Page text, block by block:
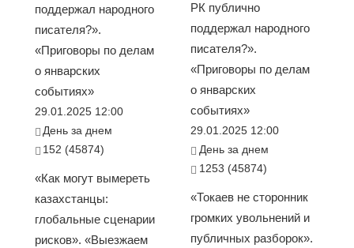
поддержал народного
писателя?».
«Приговоры по делам
о январских
событиях»
29.01.2025 12:00
День за днем
152 (45874)
«Как могут вымереть
казахстанцы:
глобальные сценарии
рисков». «Выезжаем
РК публично
поддержал народного
писателя?».
«Приговоры по делам
о январских
событиях»
29.01.2025 12:00
День за днем
1253 (45874)
«Токаев не сторонник
громких увольнений и
публичных разборок».